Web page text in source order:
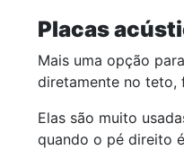
Placas
Mais uma opção
diretamente no teto,
Elas são muito
quando o pé direito